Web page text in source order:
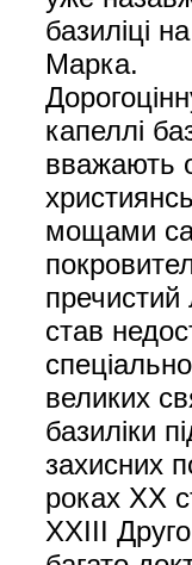
базиліці
Марка.
капеллі
вважають
мощами
пречистий
став
великих
базиліки
захисних
роках ХХ
ХХІІІ